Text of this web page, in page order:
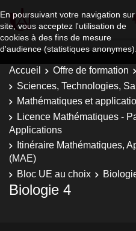
En poursuivant votre navigation
site, vous acceptez l'utilisation de
cookies à des fins de mesure
d'audience (statistiques anonymes).
Accueil Offre de formation
Sciences, Technologies,
Mathématiques et
Licence Mathématiques -
Applications
Itinéraire Mathématiques,
(MAE)
Bloc UE au choix
Biologie 4